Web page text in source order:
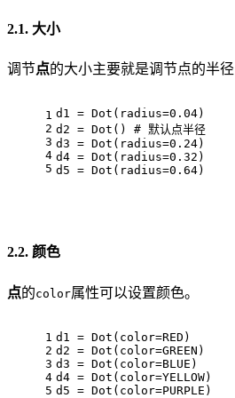
2.1. 大小
调节点的大小主要就是调节点的半径
1
2
3
4
5
d1 = Dot(radius=0.04)
d2 = Dot() # 默认点半径
d3 = Dot(radius=0.24)
d4 = Dot(radius=0.32)
d5 = Dot(radius=0.64)
2.2. 颜色
点的color属性可以设置颜色。
1
2
3
4
5
d1 = Dot(color=RED)
d2 = Dot(color=GREEN)
d3 = Dot(color=BLUE)
d4 = Dot(color=YELLOW)
d5 = Dot(color=PURPLE)